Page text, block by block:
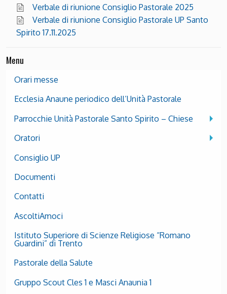
Verbale di riunione Consiglio Pastorale 2025
Verbale di riunione Consiglio Pastorale UP Santo
Spirito 17.11.2025
Menu
Orari messe
Ecclesia Anaune periodico dell’Unità Pastorale
Parrocchie Unità Pastorale Santo Spirito – Chiese
Oratori
Consiglio UP
Documenti
Contatti
AscoltiAmoci
Istituto Superiore di Scienze Religiose “Romano
Guardini” di Trento
Pastorale della Salute
Gruppo Scout Cles 1 e Masci Anaunia 1